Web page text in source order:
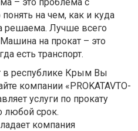
на чем, как и куда
решаема. Лучше всего
Машина на прокат – это
есть транспорт.
в республике Крым Вы
компании «PROKATAVTO-
услуги по прокату
любой срок.
компания